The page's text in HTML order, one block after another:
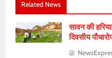
Related News
सावन की
दिवसीय